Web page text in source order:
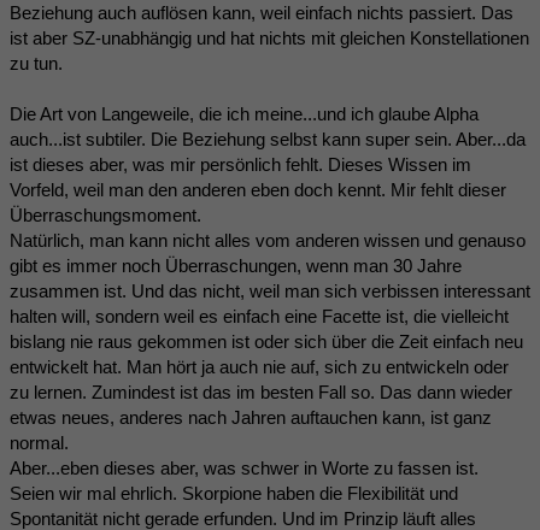
Beziehung auch auflösen kann, weil einfach nichts passiert. Das
ist aber SZ-unabhängig und hat nichts mit gleichen Konstellationen
zu tun.
Die Art von Langeweile, die ich meine...und ich glaube Alpha
auch...ist subtiler. Die Beziehung selbst kann super sein. Aber...da
ist dieses aber, was mir persönlich fehlt. Dieses Wissen im
Vorfeld, weil man den anderen eben doch kennt. Mir fehlt dieser
Überraschungsmoment.
Natürlich, man kann nicht alles vom anderen wissen und genauso
gibt es immer noch Überraschungen, wenn man 30 Jahre
zusammen ist. Und das nicht, weil man sich verbissen interessant
halten will, sondern weil es einfach eine Facette ist, die vielleicht
bislang nie raus gekommen ist oder sich über die Zeit einfach neu
entwickelt hat. Man hört ja auch nie auf, sich zu entwickeln oder
zu lernen. Zumindest ist das im besten Fall so. Das dann wieder
etwas neues, anderes nach Jahren auftauchen kann, ist ganz
normal.
Aber...eben dieses aber, was schwer in Worte zu fassen ist.
Seien wir mal ehrlich. Skorpione haben die Flexibilität und
Spontanität nicht gerade erfunden. Und im Prinzip läuft alles